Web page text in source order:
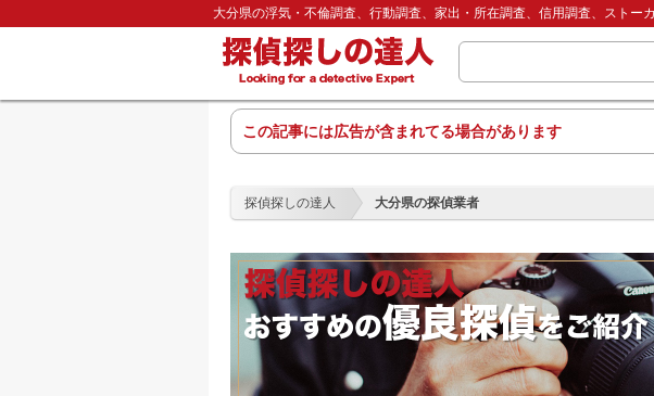
大分県の浮気・不倫調査、行動調査、家出・所在調査、信用調査、ストー
この記事には広告が含まれてる場合があります
探偵探しの達人 大分県の探偵業者